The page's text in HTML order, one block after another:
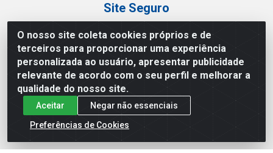
O nosso site coleta cookies próprios e de
terceiros para proporcionar uma experiência
personalizada ao usuário, apresentar publicidade
relevante de acordo com o seu perfil e melhorar a
qualidade do nosso site.
Aceitar
Negar não essenciais
Preferências de Cookies
Site Seguro
Loja / Showroom
Tel.: (11) 3227-0546
Av Vautier, 587/597 - Pari - São Paulo/SP